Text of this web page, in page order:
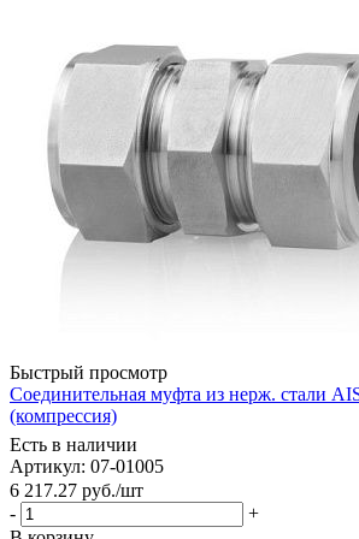
Быстрый просмотр
Соединительная муфта из нерж. стали
(компрессия)
Есть в наличии
Артикул: 07-01005
6 217.27 руб./шт
-
+